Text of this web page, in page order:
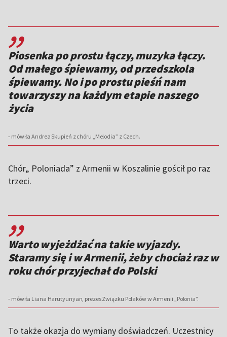
,,
Piosenka po prostu łączy, muzyka łączy.
Od małego śpiewamy, od przedszkola
śpiewamy. No i po prostu pieśń nam
towarzyszy na każdym etapie naszego
życia
- mówiła Andrea Skupień z chóru „Melodia” z Czech.
Chór„ Poloniada” z Armenii w Koszalinie gościł po raz
trzeci.
,,
Warto wyjeżdżać na takie wyjazdy.
Staramy się i w Armenii, żeby chociaż raz w
roku chór przyjechał do Polski
- mówiła Liana Harutyunyan, prezes Związku Polaków w Armenii „Polonia”.
To także okazja do wymiany doświadczeń. Uczestnicy